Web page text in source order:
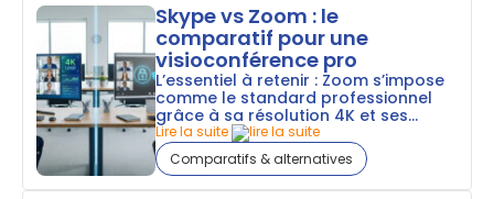
Skype vs Zoom : le
comparatif pour une
visioconférence pro
L’essentiel à retenir : Zoom s’impose
comme le standard professionnel
grâce à sa résolution 4K et ses...
Lire la suite
Comparatifs & alternatives